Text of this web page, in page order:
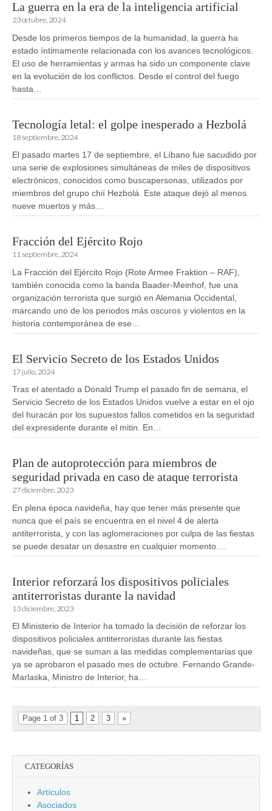
La guerra en la era de la inteligencia artificial
23 octubre, 2024
Desde los primeros tiempos de la humanidad, la guerra ha
estado íntimamente relacionada con los avances tecnológicos.
El uso de herramientas y armas ha sido un componente clave
en la evolución de los conflictos. Desde el control del fuego
hasta…
Tecnología letal: el golpe inesperado a Hezbolá
18 septiembre, 2024
El pasado martes 17 de septiembre, el Líbano fue sacudido por
una serie de explosiones simultáneas de miles de dispositivos
electrónicos, conocidos como buscapersonas, utilizados por
miembros del grupo chií Hezbolá. Este ataque dejó al menos
nueve muertos y más…
Fracción del Ejército Rojo
11 septiembre, 2024
La Fracción del Ejército Rojo (Rote Armee Fraktion – RAF),
también conocida como la banda Baader-Meinhof, fue una
organización terrorista que surgió en Alemania Occidental,
marcando uno de los periodos más oscuros y violentos en la
historia contemporánea de ese…
El Servicio Secreto de los Estados Unidos
17 julio, 2024
Tras el atentado a Donald Trump el pasado fin de semana, el
Servicio Secreto de los Estados Unidos vuelve a estar en el ojo
del huracán por los supuestos fallos cometidos en la seguridad
del expresidente durante el mitin. En…
Plan de autoprotección para miembros de
seguridad privada en caso de ataque terrorista
27 diciembre, 2023
En plena época navideña, hay que tener más presente que
nunca que el país se encuentra en el nivel 4 de alerta
antiterrorista, y con las aglomeraciones por culpa de las fiestas
se puede desatar un desastre en cualquier momento.…
Interior reforzará los dispositivos policiales
antiterroristas durante la navidad
13 diciembre, 2023
El Ministerio de Interior ha tomado la decisión de reforzar los
dispositivos policiales antiterroristas durante las fiestas
navideñas, que se suman a las medidas complementarias que
ya se aprobaron el pasado mes de octubre. Fernando Grande-
Marlaska, Ministro de Interior, ha…
Page 1 of 3 1 2 3 »
CATEGORÍAS
Artículos
Asociados